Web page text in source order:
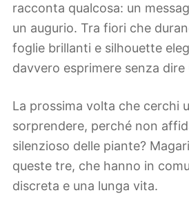
racconta qualcosa: un
un augurio. Tra fiori che
foglie brillanti e silhouette
davvero esprimere senza dire
La prossima volta che cerchi
sorprendere, perché non
silenzioso delle piante?
queste tre, che hanno in
discreta e una lunga vita.